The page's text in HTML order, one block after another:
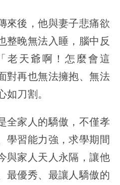
來後，他與妻子悲痛欲
整晚無法入睡，腦中反
老天爺啊！怎麼會這
對再也無法擁抱、無法
刀割。
全家人的驕傲，不僅孝
學習能力強，求學期間
與家人天人永隔，讓他
最優秀、最讓人驕傲的